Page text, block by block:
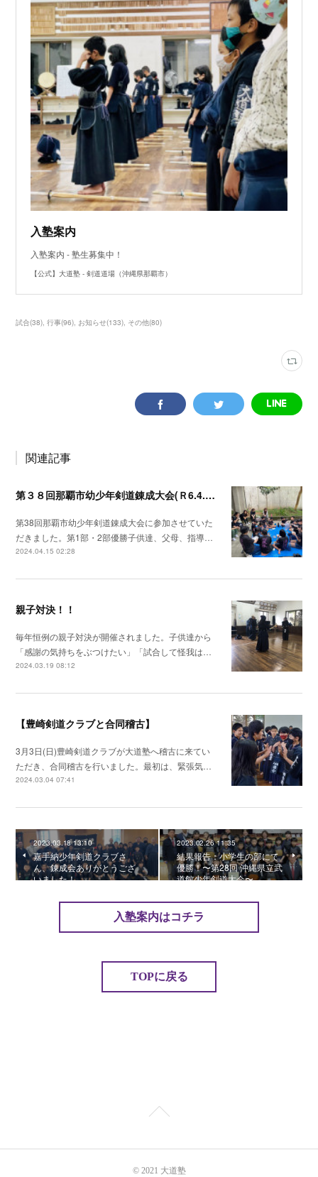
入塾案内
入塾案内 - 塾生募集中！
【公式】大道塾 - 剣道道場（沖縄県那覇市）
試合(38) 行事(96) お知らせ(133) その他(80)
関連記事
第３８回那覇市幼少年剣道錬成大会(Ｒ6.4.14)
第38回那覇市幼少年剣道錬成大会に参加させていた
だきました。第1部・2部優勝子供達、父母、指導…
2024.04.15 02:28
親子対決！！
毎年恒例の親子対決が開催されました。子供達から
「感謝の気持ちをぶつけたい」「試合して怪我は…
2024.03.19 08:12
【豊崎剣道クラブと合同稽古】
3月3日(日)豊崎剣道クラブが大道塾へ稽古に来てい
ただき、合同稽古を行いました。最初は、緊張気…
2024.03.04 07:41
2023.03.18 13:10
嘉手納少年剣道クラブさ
ん、錬成会ありがとうござ
いました！
2023.02.26 11:35
結果報告：小学生の部にて
優勝！〜第28回 沖縄県立武
道館少年剣道大会〜
入塾案内はコチラ
TOPに戻る
© 2021 大道塾